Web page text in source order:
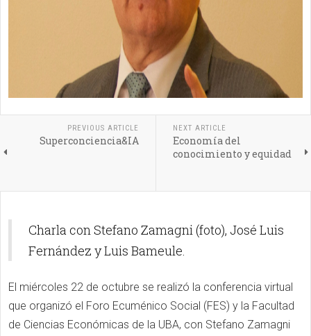
PREVIOUS ARTICLE
Superconciencia&IA
NEXT ARTICLE
Economía del
conocimiento y equidad
Charla con Stefano Zamagni (foto), José Luis
Fernández y Luis Bameule.
El miércoles 22 de octubre se realizó la conferencia virtual
que organizó el Foro Ecuménico Social (FES) y la Facultad
de Ciencias Económicas de la UBA, con Stefano Zamagni